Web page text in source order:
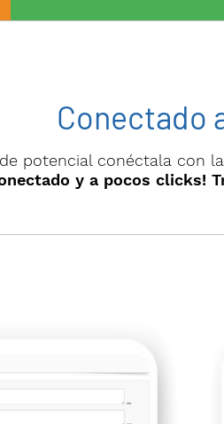
Conectado
potencial conéctala con
y a pocos clicks!